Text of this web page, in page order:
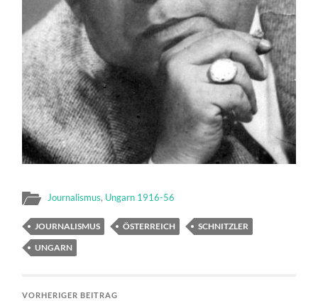
Journalismus, Ungarn 1916-56
JOURNALISMUS ÖSTERREICH
SCHNITZLER
UNGARN
VORHERIGER BEITRAG